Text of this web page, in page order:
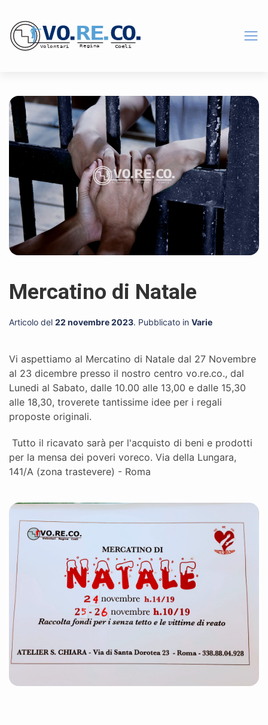
Mercatino di Natale
Articolo del 22 novembre 2023. Pubblicato in Varie
Vi aspettiamo al Mercatino di Natale dal 27 Novembre
al 23 dicembre presso il nostro centro vo.re.co., dal
Lunedi al Sabato, dalle 10.00 alle 13,00 e dalle 15,30
alle 18,30, troverete tantissime idee per i regali
proposte originali.
Tutto il ricavato sarà per l'acquisto di beni e prodotti
per la mensa dei poveri voreco. Via della Lungara,
141/A (zona trastevere) - Roma